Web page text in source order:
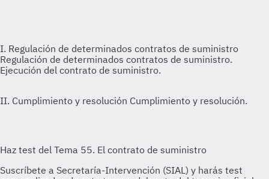
I. Regulación de determinados contratos de suministro
Regulación de determinados contratos de suministro.
Ejecución del contrato de suministro.
II. Cumplimiento y resolución Cumplimiento y resolución.